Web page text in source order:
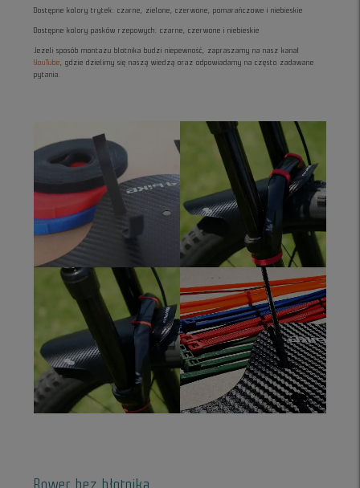
Dostępne kolory trytek: czarne, zielone, czerwone, pomarańczowe i niebieskie
Dostępne kolory pasków rzepowych: czarne, czerwone i niebieskie
Jeżeli sposób montażu błotnika budzi niepewność, zapraszamy na nasz kanał
YouTube, gdzie dzielimy się naszą wiedzą oraz odpowiadamy na często zadawane
pytania.
Rower bez błotnika